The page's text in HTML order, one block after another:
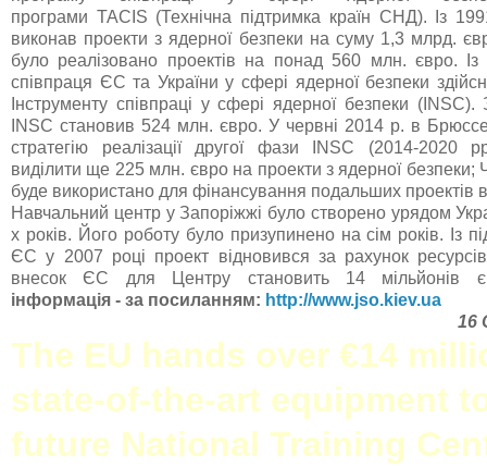
програми TACIS (Технічна підтримка країн СНД). Із
виконав проекти з ядерної безпеки на суму 1,3 млрд.
було реалізовано проектів на понад 560 млн. євро.
співпраця ЄС та України у сфері ядерної безпеки
Інструменту співпраці у сфері ядерної безпеки
INSC становив 524 млн. євро. У червні 2014 р. в
стратегію реалізації другої фази INSC (2014-2020
виділити ще 225 млн. євро на проекти з ядерної безпеки;
буде використано для фінансування подальших проектів в
Навчальний центр у Запоріжжі було створено урядом
х років. Його роботу було призупинено на сім років. Із
ЄС у 2007 році проект відновився за рахунок
внесок ЄС для Центру становить 14 мільйонів
інформація - за посиланням: http://www.jso.kiev.ua
16
The EU hands over €14
state-of-the-art equipment
future National Training